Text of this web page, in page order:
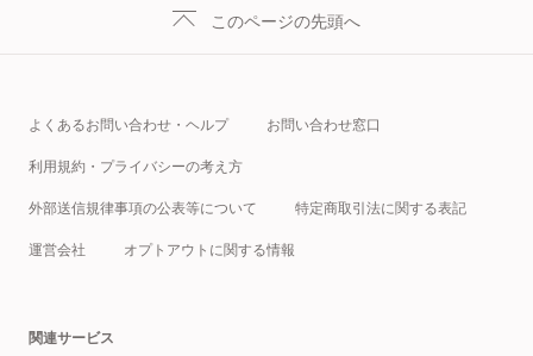
このページの先頭へ
よくあるお問い合わせ・ヘルプ お問い合わせ窓口
利用規約・プライバシーの考え方
外部送信規律事項の公表等について 特定商取引法に関する表記
運営会社 オプトアウトに関する情報
関連サービス